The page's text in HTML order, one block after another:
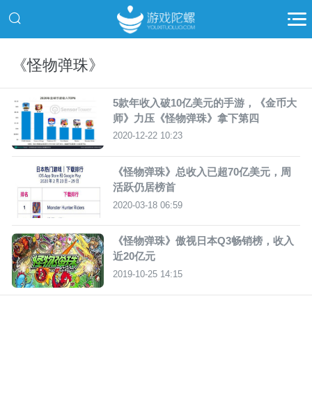
《怪物弹珠》
5款年收入破10亿美元的手游，《金币大
师》力压《怪物弹珠》拿下第四
2020-12-22 10:23
《怪物弹珠》总收入已超70亿美元，周
活跃仍居榜首
2020-03-18 06:59
《怪物弹珠》傲视日本Q3畅销榜，收入
近20亿元
2019-10-25 14:15